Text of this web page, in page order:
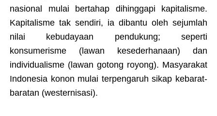
nasional mulai bertahap dihinggapi kapitalisme.
Kapitalisme tak sendiri, ia dibantu oleh sejumlah
nilai kebudayaan pendukung; seperti
konsumerisme (lawan kesederhanaan) dan
individualisme (lawan gotong royong). Masyarakat
Indonesia konon mulai terpengaruh sikap kebarat-
baratan (westernisasi).